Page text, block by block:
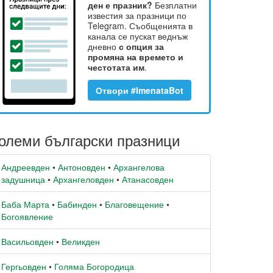
ден е празник? Безплатни
известия за празници по
Telegram. Съобщенията в
канала се пускат веднъж
дневно с опция за
промяна на времето и
честотата им.
Отвори #ImenataBot
български празници
Андреевден • Антоновден • Архангелова
задушница • Архангеловден • Атанасовден
Баба Марта • Бабинден • Благовещение •
Богоявление
Васильовден • Великден
Гергьовден • Голяма Богородица